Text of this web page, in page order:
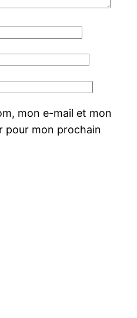
mon e-mail et mon
pour mon prochain